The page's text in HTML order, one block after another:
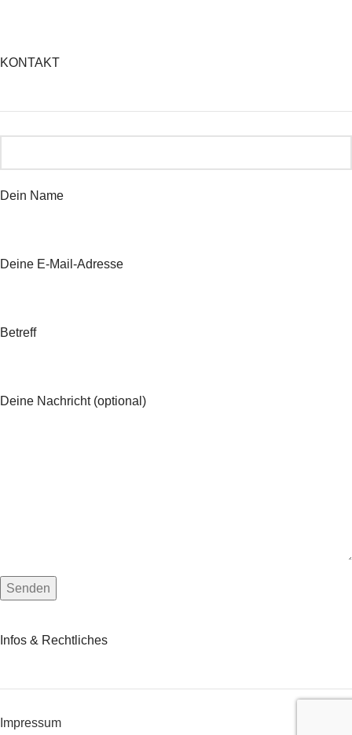
KONTAKT
Dein Name
Deine E-Mail-Adresse
Betreff
Deine Nachricht (optional)
Infos & Rechtliches
Impressum